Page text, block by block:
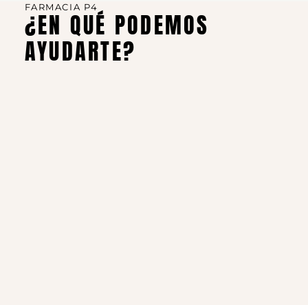
FARMACIA P4
¿EN QUÉ PODEMOS
AYUDARTE?